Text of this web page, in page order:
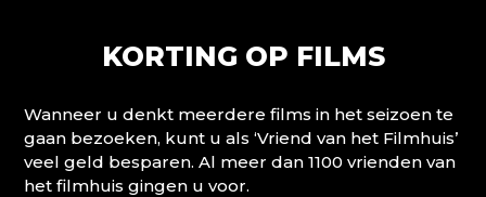
KORTING OP FILMS
Wanneer u denkt meerdere films in het seizoen te
gaan bezoeken, kunt u als ‘Vriend van het Filmhuis’
veel geld besparen. Al meer dan 1100 vrienden van
het filmhuis gingen u voor.